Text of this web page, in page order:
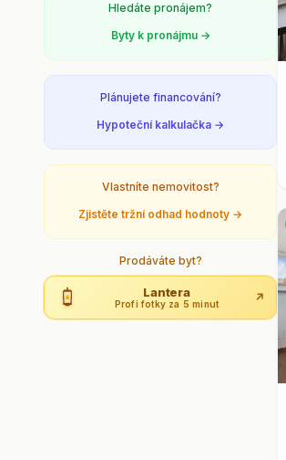
Hledáte pronájem?
Byty k pronájmu →
Plánujete financování?
Hypoteční kalkulačka →
Vlastníte nemovitost?
Zjistěte tržní odhad hodnoty →
Prodáváte byt?
Lantera
Profi fotky za 5 minut ↗